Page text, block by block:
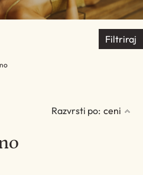
Filtriraj
Razvrsti po: ceni